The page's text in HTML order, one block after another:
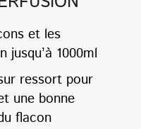
et les
jusqu’à 1000ml
ressort pour
une bonne
flacon